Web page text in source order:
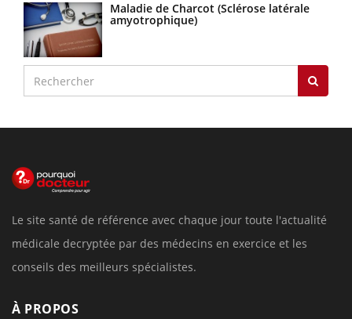
Maladie de Charcot (Sclérose latérale
amyotrophique)
Le site santé de référence avec chaque jour toute l'actualité
médicale decryptée par des médecins en exercice et les
conseils des meilleurs spécialistes.
À PROPOS